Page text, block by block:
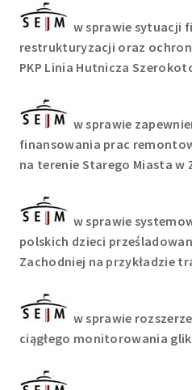
w sprawie sytuacji
restrukturyzacji oraz
PKP Linia Hutnicza
w sprawie
finansowania prac
na terenie Starego Miasta w
w sprawie
polskich dzieci
Zachodniej na przykładzie
w sprawie
ciągłego monitorowania